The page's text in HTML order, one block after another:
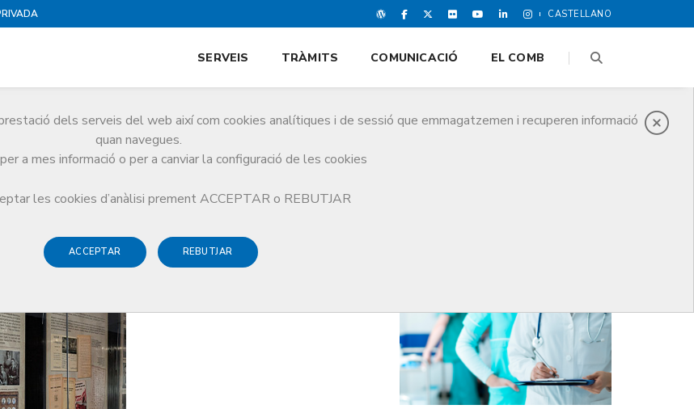
CASTELLANO
dels serveis del web així com cookies analítiques i de sessió que emmagatzemen i recuperen informació
quan navegues.
per a mes informació o per a canviar la configuració de les cookies
les cookies d’anàlisi prement ACCEPTAR o REBUTJAR
ACCEPTAR REBUTJAR
SERVEIS TRÀMITS COMUNICACIÓ EL COMB
Duran i Jordà, creador del primer banc de sang modern del món